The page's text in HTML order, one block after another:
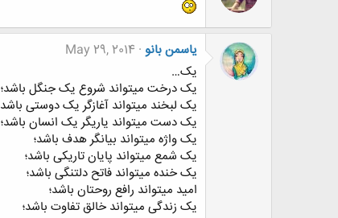
یاسمن بانو May 29, 2014
یک…
یک درخت میتواند شروع یک جنگل باشد؛
یک لبخند میتواند آغازگر یک دوستی
یک دست میتواند یاریگر یک انسان باشد؛
یک واژه میتواند بیانگر هدف باشد؛
یک شمع میتواند پایان تاریکی باشد؛
یک خنده میتواند فاتح دلتنگی باشد؛
امید میتواند رافع روحتان باشد؛
یک زندگی میتواند خالق تفاوت باشد؛